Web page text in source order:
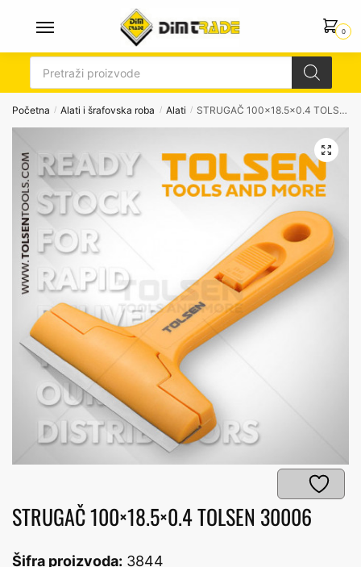
0
Products
search
Početna / Alati i šrafovska roba / Alati / STRUGAČ 100×18.5×0.4 TOLSEN 30006
🔍
STRUGAČ 100×18.5×0.4 TOLSEN 30006
Šifra proizvoda: 3844